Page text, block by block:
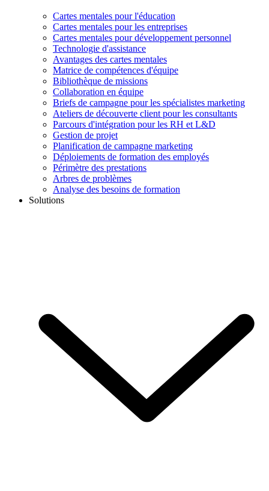
Cartes mentales pour l'éducation
Cartes mentales pour les entreprises
Cartes mentales pour développement personnel
Technologie d'assistance
Avantages des cartes mentales
Matrice de compétences d'équipe
Bibliothèque de missions
Collaboration en équipe
Briefs de campagne pour les spécialistes marketing
Ateliers de découverte client pour les consultants
Parcours d'intégration pour les RH et L&D
Gestion de projet
Planification de campagne marketing
Déploiements de formation des employés
Périmètre des prestations
Arbres de problèmes
Analyse des besoins de formation
Solutions